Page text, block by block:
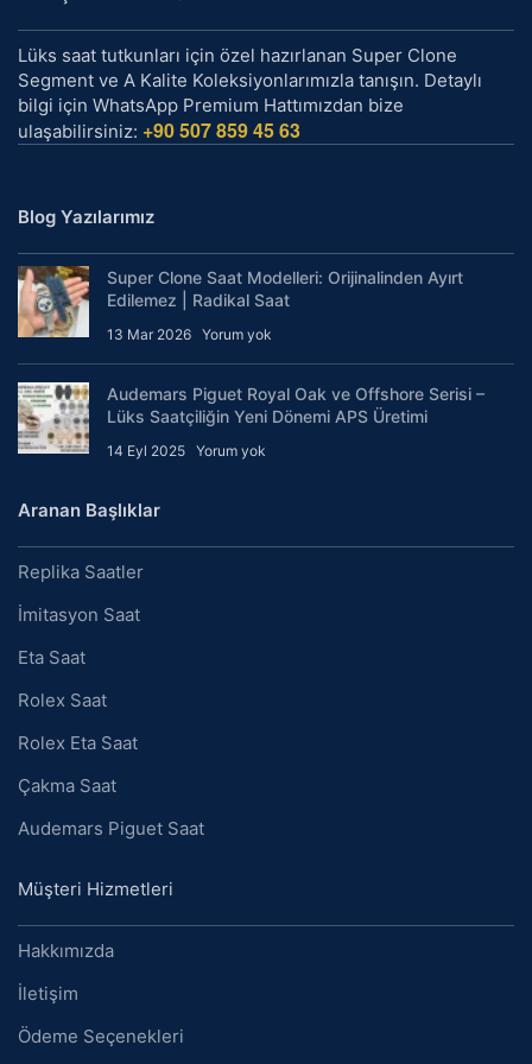
Lüks saat tutkunları için özel hazırlanan Super Clone
Segment ve A Kalite Koleksiyonlarımızla tanışın. Detaylı
bilgi için WhatsApp Premium Hattımızdan bize
ulaşabilirsiniz: +90 507 859 45 63
Blog Yazılarımız
Super Clone Saat Modelleri: Orijinalinden Ayırt
Edilemez | Radikal Saat
13 Mar 2026 Yorum yok
Audemars Piguet Royal Oak ve Offshore Serisi –
Lüks Saatçiliğin Yeni Dönemi APS Üretimi
14 Eyl 2025 Yorum yok
Aranan Başlıklar
Replika Saatler
İmitasyon Saat
Eta Saat
Rolex Saat
Rolex Eta Saat
Çakma Saat
Audemars Piguet Saat
Müşteri Hizmetleri
Hakkımızda
İletişim
Ödeme Seçenekleri